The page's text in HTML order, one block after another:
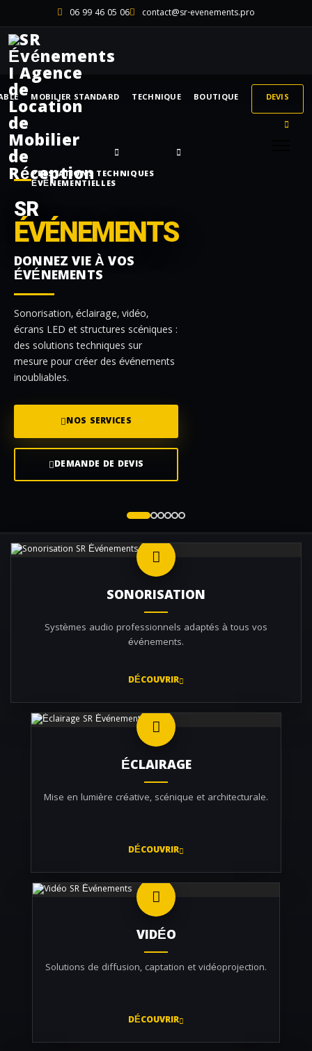
06 99 46 05 06 contact@sr-evenements.pro
MOBILIER STANDARD TECHNIQUE BOUTIQUE DEVIS
PRESTATIONS TECHNIQUES
ÉVÉNEMENTIELLES
SR
ÉVÉNEMENTS
DONNEZ VIE À VOS
ÉVÉNEMENTS
Sonorisation, éclairage, vidéo,
écrans LED et structures scéniques :
des solutions techniques sur
mesure pour créer des événements
inoubliables.
NOS SERVICES
DEMANDE DE DEVIS
SONORISATION
Systèmes audio professionnels adaptés à tous vos
événements.
DÉCOUVRIR
ÉCLAIRAGE
Mise en lumière créative, scénique et architecturale.
DÉCOUVRIR
VIDÉO
Solutions de diffusion, captation et vidéoprojection.
DÉCOUVRIR